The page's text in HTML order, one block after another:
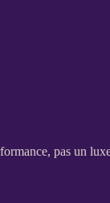
pas un